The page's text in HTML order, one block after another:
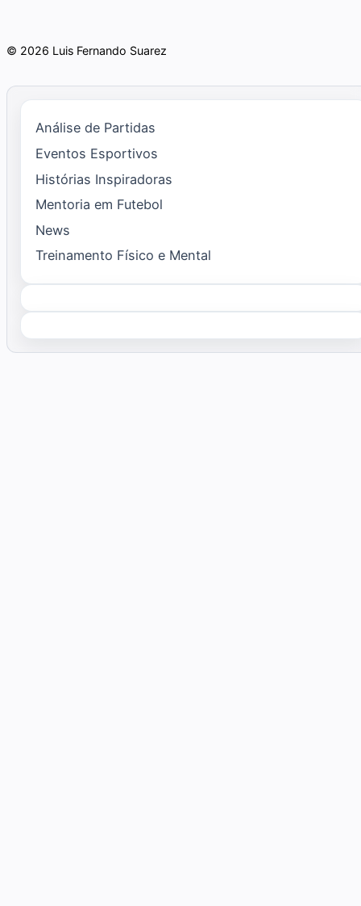
© 2026 Luis Fernando Suarez
Análise de Partidas
Eventos Esportivos
Histórias Inspiradoras
Mentoria em Futebol
News
Treinamento Físico e Mental